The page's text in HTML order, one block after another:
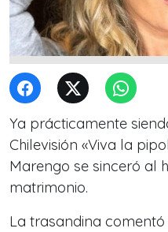
Ya prácticamente
Chilevisión «Viva la
Marengo se sinceró al
matrimonio.
La trasandina comentó